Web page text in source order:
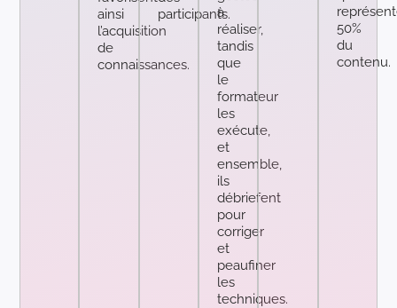
ainsi
l’acquisition
de
connaissances.
participants.
à
réaliser,
tandis
que
le
formateur
les
exécute,
et
ensemble,
ils
débriefent
pour
corriger
et
peaufiner
les
techniques.
50%
du
contenu.